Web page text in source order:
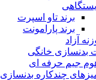
ایستگاهی
برند تاو اسپرت
برند پارامونت
آزاد
بدنسازی خانگی
جیم حرفه ای
چندکاره بدنسازی